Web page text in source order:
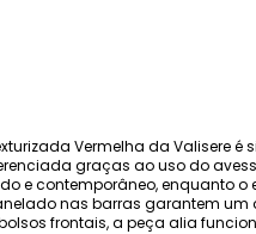
Vermelha da Valisere
graças ao uso do
e contemporâneo, enquanto
nas barras garantem
frontais, a peça alia